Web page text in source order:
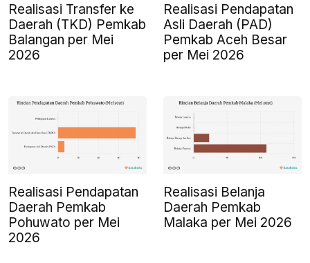
Realisasi Transfer ke
Daerah (TKD) Pemkab
Balangan per Mei
2026
Realisasi Pendapatan
Asli Daerah (PAD)
Pemkab Aceh Besar
per Mei 2026
Realisasi Pendapatan
Daerah Pemkab
Pohuwato per Mei
2026
Realisasi Belanja
Daerah Pemkab
Malaka per Mei 2026